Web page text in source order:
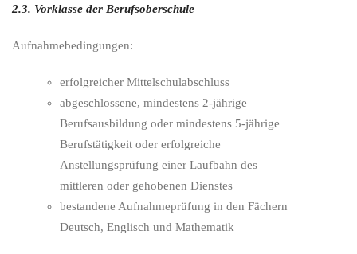
2.3. Vorklasse der Berufsoberschule
Aufnahmebedingungen:
erfolgreicher Mittelschulabschluss
abgeschlossene, mindestens 2-jährige
Berufsausbildung oder mindestens 5-jährige
Berufstätigkeit oder erfolgreiche
Anstellungsprüfung einer Laufbahn des
mittleren oder gehobenen Dienstes
bestandene Aufnahmeprüfung in den Fächern
Deutsch, Englisch und Mathematik